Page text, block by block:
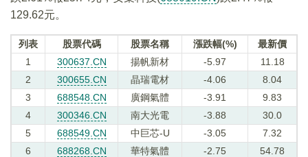
129.62元。
列表 股票代碼 股票名稱 漲跌幅(%)
最新價
1
300637.CN 揚帆新材 -5.97
11.18
2
300655.CN 晶瑞電材 -4.06
8.04
3
688548.CN 廣鋼氣體 -3.91
9.83
4
300346.CN 南大光電 -3.88
30.0
5
688549.CN 中巨芯-U -3.05
7.32
6
688268.CN 華特氣體 -2.75
54.78